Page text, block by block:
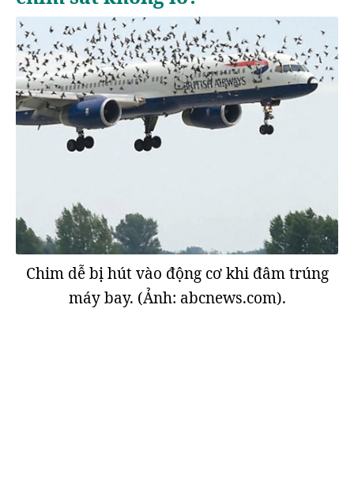
Chim dễ bị hút vào động cơ khi đâm trúng
máy bay. (Ảnh: abcnews.com).